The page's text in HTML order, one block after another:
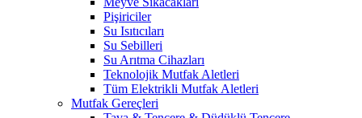
Pişiriciler
Su Isıtıcıları
Su Sebilleri
Su Arıtma Cihazları
Teknolojik Mutfak Aletleri
Tüm Elektrikli Mutfak Aletleri
Mutfak Gereçleri